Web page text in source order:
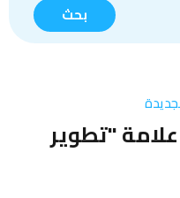
بحث
"تطوير